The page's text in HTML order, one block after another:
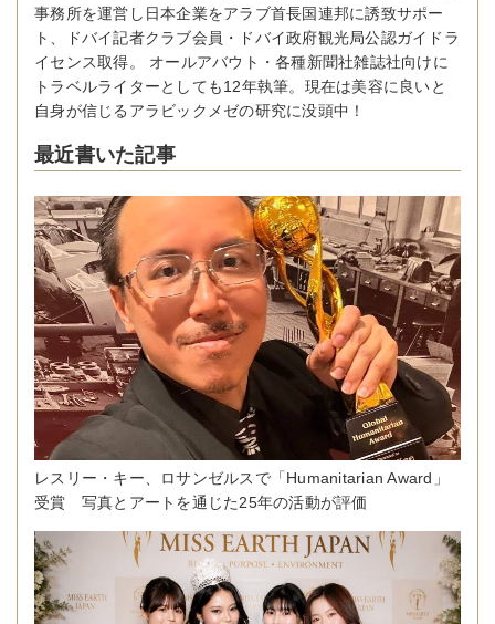
事務所を運営し日本企業をアラブ首長国連邦に誘致サポー
ト、ドバイ記者クラブ会員・ドバイ政府観光局公認ガイドラ
イセンス取得。 オールアバウト・各種新聞社雑誌社向けに
トラベルライターとしても12年執筆。現在は美容に良いと
自身が信じるアラビックメゼの研究に没頭中！
最近書いた記事
レスリー・キー、ロサンゼルスで「Humanitarian Award」
受賞 写真とアートを通じた25年の活動が評価